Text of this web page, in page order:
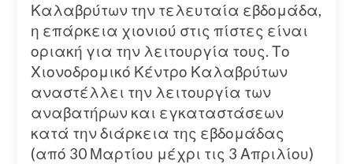
Καλαβρύτων την τελευταία εβδομάδα,
η επάρκεια χιονιού στις πίστες είναι
οριακή για την λειτουργία τους. Το
Χιονοδρομικό Κέντρο Καλαβρύτων
αναστέλλει την λειτουργία των
αναβατήρων και εγκαταστάσεων
κατά την διάρκεια της εβδομάδας
(από 30 Μαρτίου μέχρι τις 3 Απριλίου)